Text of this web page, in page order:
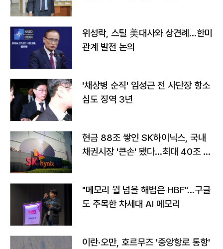
위성락, 스틸 美대사와 상견례…한미
관계 발전 논의
'채상병 순직' 임성근 전 사단장 항소
심도 징역 3년
현금 88조 쌓인 SK하이닉스, 국내
채권시장 '큰손' 됐다…최대 40조 투
"메모리 월 넘을 해법은 HBF"…구글
도 주목한 차세대 AI 메모리
이란·오만, 호르무즈 '중앙항로 통항'